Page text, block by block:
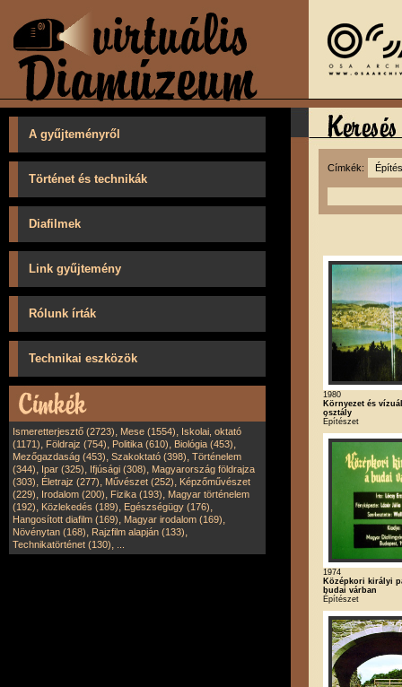
A gyűjteményről
Történet és technikák
Diafilmek
Link gyűjtemény
Rólunk írták
Technikai eszközök
Ismeretterjesztő (2723), Mese (1554), Iskolai, oktató
(1171), Földrajz (754), Politika (610), Biológia (453),
Mezőgazdaság (453), Szakoktató (398), Történelem
(344), Ipar (325), Ifjúsági (308), Magyarország földrajza
(303), Életrajz (277), Művészet (252), Képzőművészet
(229), Irodalom (200), Fizika (193), Magyar történelem
(192), Közlekedés (189), Egészségügy (176),
Hangosított diafilm (169), Magyar irodalom (169),
Növénytan (168), Rajzfilm alapján (133),
Technikatörténet (130),
Címkék:
1980
Környezet és
osztály
Építészet
1974
Középkori királyi
budai várban
Építészet